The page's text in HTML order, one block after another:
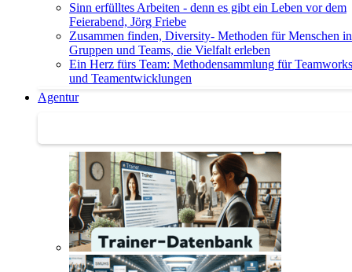
Sinn erfülltes Arbeiten - denn es gibt ein Leben vor dem
Feierabend, Jörg Friebe
Zusammen finden, Diversity- Methoden für Menschen in
Gruppen und Teams, die Vielfalt erleben
Ein Herz fürs Team: Methodensammlung für
und Teamentwicklungen
Agentur